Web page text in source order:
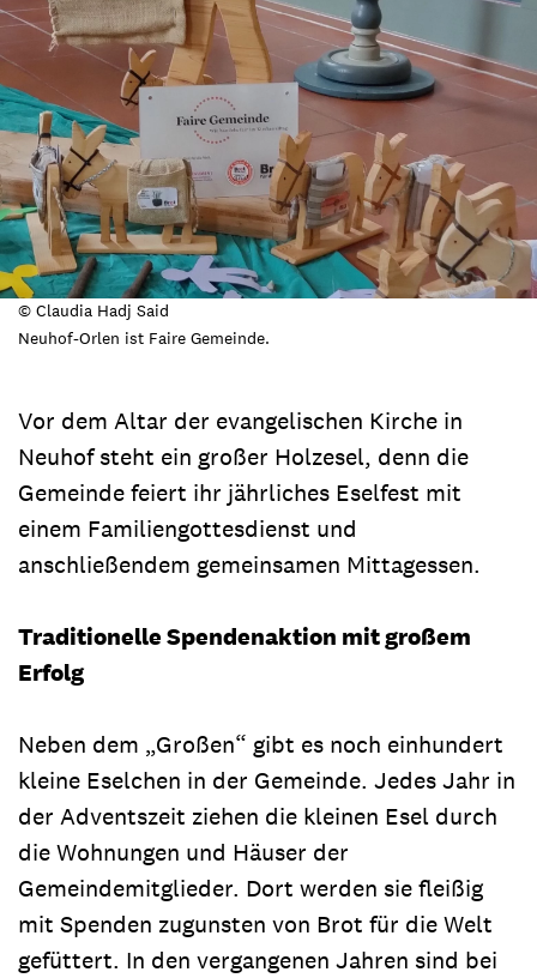
© Claudia Hadj Said
Neuhof-Orlen ist Faire Gemeinde.
Vor dem Altar der evangelischen Kirche in
Neuhof steht ein großer Holzesel, denn die
Gemeinde feiert ihr jährliches Eselfest mit
einem Familiengottesdienst und
anschließendem gemeinsamen Mittagessen.
Traditionelle Spendenaktion mit großem
Erfolg
Neben dem „Großen“ gibt es noch einhundert
kleine Eselchen in der Gemeinde. Jedes Jahr in
der Adventszeit ziehen die kleinen Esel durch
die Wohnungen und Häuser der
Gemeindemitglieder. Dort werden sie fleißig
mit Spenden zugunsten von Brot für die Welt
gefüttert. In den vergangenen Jahren sind bei